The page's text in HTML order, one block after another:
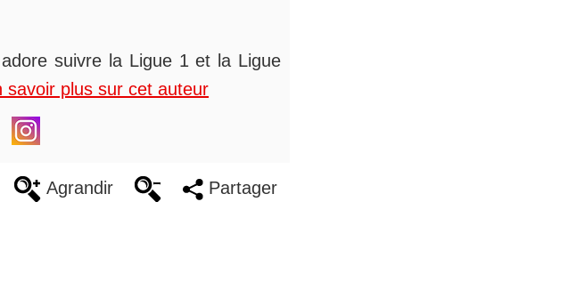
suivre la Ligue 1 et la Ligue
savoir plus sur cet auteur
Agrandir Partager